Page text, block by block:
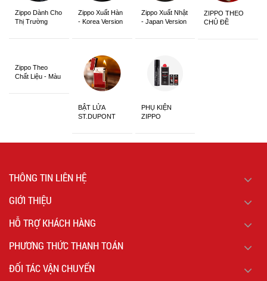
Zippo Dành Cho
Thị Trường
Zippo Xuất Hàn
- Korea Version
Zippo Xuất Nhật
- Japan Version
ZIPPO THEO
CHỦ ĐỀ
Zippo Theo
Chất Liệu - Màu
BẬT LỬA
ST.DUPONT
PHỤ KIỆN
ZIPPO
THÔNG TIN LIÊN HỆ
GIỚI THIỆU
HỖ TRỢ KHÁCH HÀNG
PHƯƠNG THỨC THANH TOÁN
ĐỐI TÁC VẬN CHUYỂN